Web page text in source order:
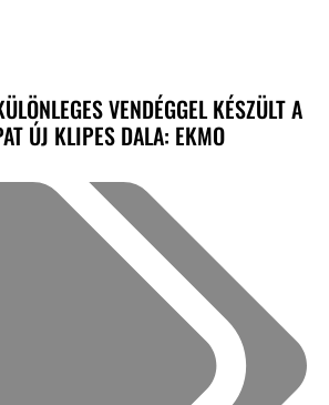
VENDÉGGEL KÉSZÜLT A
ÚJ KLIPES DALA: EKMO